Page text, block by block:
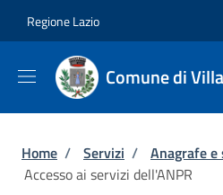
Regione Lazio
Comune di
Briciole di pane
Home / Servizi / Anagrafe
Accesso ai servizi dell'ANPR